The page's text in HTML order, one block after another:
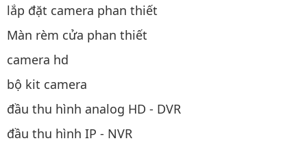
lắp đặt camera phan thiết
Màn rèm cửa phan thiết
camera hd
bộ kit camera
đầu thu hình analog HD - DVR
đầu thu hình IP - NVR